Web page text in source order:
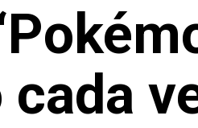
cada